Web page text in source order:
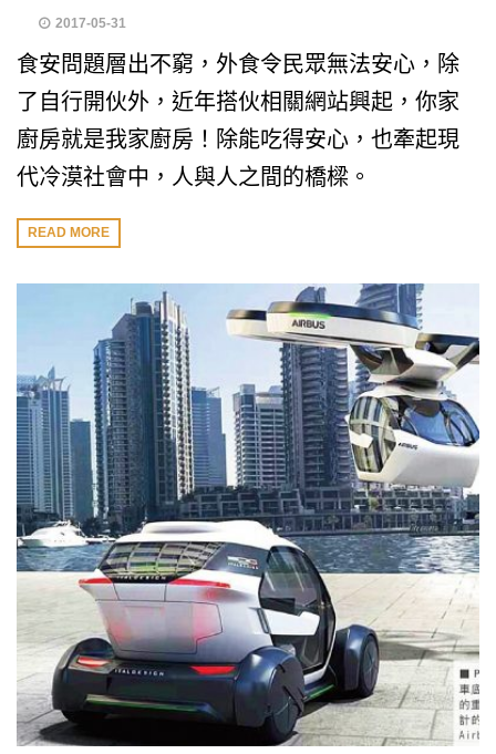
2017-05-31
食安問題層出不窮，外食令民眾無法安心，除
了自行開伙外，近年搭伙相關網站興起，你家
廚房就是我家廚房！除能吃得安心，也牽起現
代冷漠社會中，人與人之間的橋樑。
READ MORE